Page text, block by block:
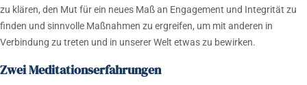
zu klären, den Mut für ein neues Maß an Engagement und Integrität zu
finden und sinnvolle Maßnahmen zu ergreifen, um mit anderen in
Verbindung zu treten und in unserer Welt etwas zu bewirken.
Zwei Meditationserfahrungen